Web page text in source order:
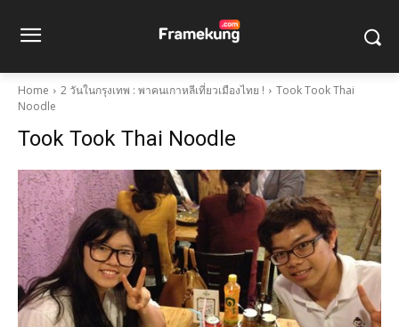
Home 2 วันในกรุงเทพ : พาคนเกาหลีเที่ยวเมืองไทย !
Took Took Thai
Noodle
Took Took Thai Noodle